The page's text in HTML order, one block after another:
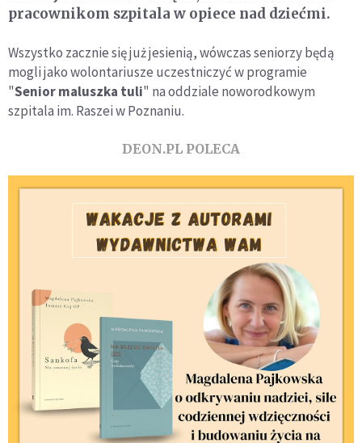
pracownikom szpitala w opiece nad dziećmi.
Wszystko zacznie się już jesienią, wówczas seniorzy będą
mogli jako wolontariusze uczestniczyć w programie
"Senior maluszka tuli" na oddziale noworodkowym
szpitala im. Raszei w Poznaniu.
DEON.PL POLECA